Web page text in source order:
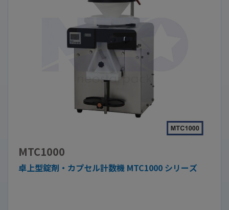
MTC1000
卓上型錠剤・カプセル計数機 MTC1000 シリーズ